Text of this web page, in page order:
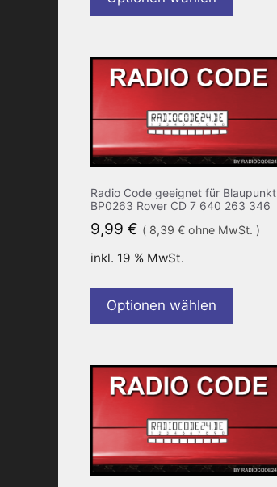
Radio Code geeignet für Blaupunkt
BP0263 Rover CD 7 640 263 346
9,99 € ( 8,39 € ohne MwSt. )
inkl. 19 % MwSt.
Optionen wählen